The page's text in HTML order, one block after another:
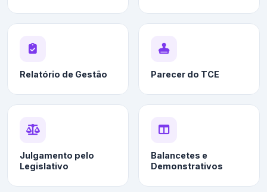
Relatório de Gestão Parecer do TCE
Julgamento pelo
Legislativo
Balancetes e
Demonstrativos